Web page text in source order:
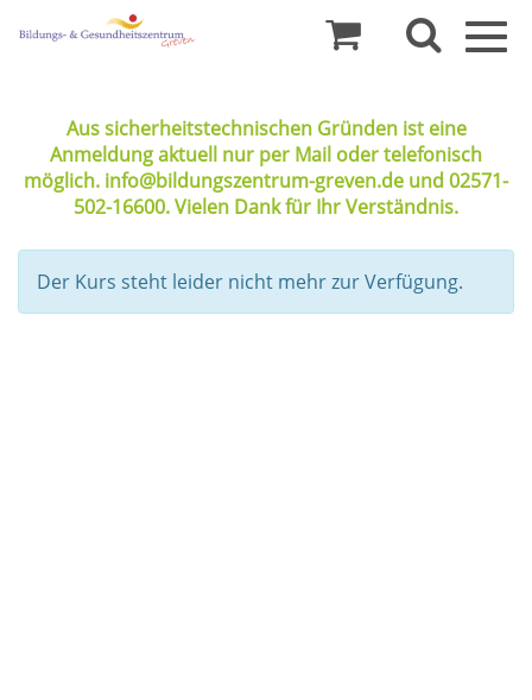
Aus sicherheitstechnischen Gründen ist eine
Anmeldung aktuell nur per Mail oder telefonisch
möglich. info@bildungszentrum-greven.de und 02571-
502-16600. Vielen Dank für Ihr Verständnis.
Der Kurs steht leider nicht mehr zur Verfügung.